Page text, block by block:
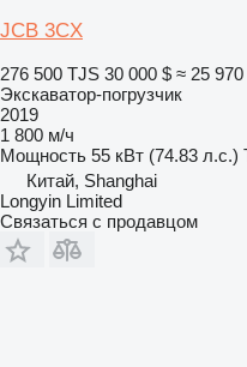
JCB 3CX
276 500 TJS 30 000 $ ≈ 25 970
Экскаватор-погрузчик
2019
1 800 м/ч
Мощность 55 кВт (74.83 л.с.)
Китай, Shanghai
Longyin Limited
Связаться с продавцом